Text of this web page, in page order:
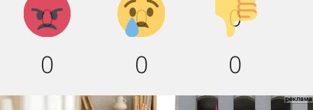
0 0 0
0
:(
0
вниз!
0